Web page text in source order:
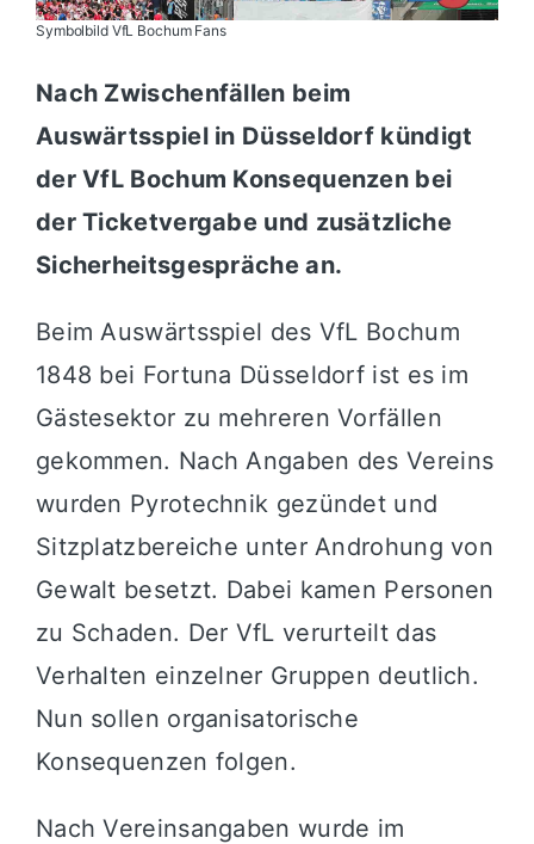
Symbolbild VfL Bochum Fans
Nach Zwischenfällen beim
Auswärtsspiel in Düsseldorf kündigt
der VfL Bochum Konsequenzen bei
der Ticketvergabe und zusätzliche
Sicherheitsgespräche an.
Beim Auswärtsspiel des VfL Bochum
1848 bei Fortuna Düsseldorf ist es im
Gästesektor zu mehreren Vorfällen
gekommen. Nach Angaben des Vereins
wurden Pyrotechnik gezündet und
Sitzplatzbereiche unter Androhung von
Gewalt besetzt. Dabei kamen Personen
zu Schaden. Der VfL verurteilt das
Verhalten einzelner Gruppen deutlich.
Nun sollen organisatorische
Konsequenzen folgen.
Nach Vereinsangaben wurde im